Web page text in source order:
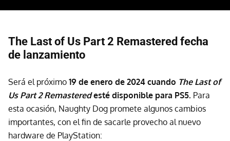
The Last of Us Part 2 Remastered fecha
de lanzamiento
Será el próximo 19 de enero de 2024 cuando The Last of
Us Part 2 Remasteredesté disponible para PS5. Para
esta ocasión, Naughty Dog promete algunos cambios
importantes, con el fin de sacarle provecho al nuevo
hardware de PlayStation: